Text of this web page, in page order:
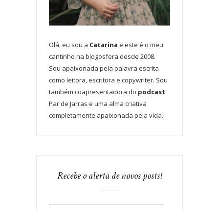
Olá, eu sou a Catarina e este é o meu
cantinho na blogosfera desde 2008.
Sou apaixonada pela palavra escrita
como leitora, escritora e copywriter. Sou
também coapresentadora do podcast
Par de Jarras e uma alma criativa
completamente apaixonada pela vida.
Recebe o alerta de novos posts!